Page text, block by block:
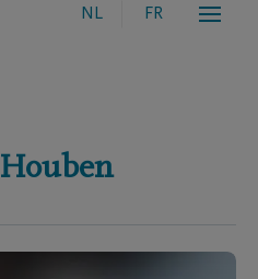
NL FR
Houben